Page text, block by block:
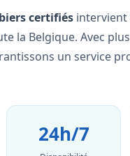
certifiés intervient
la Belgique. Avec
un service
24h/7